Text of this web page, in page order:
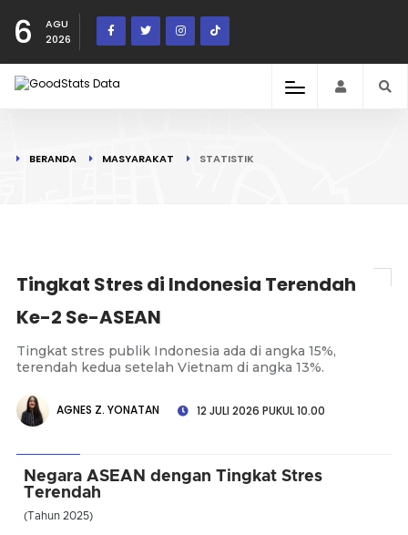
6
AGU
2026
BERANDA MASYARAKAT STATISTIK
Tingkat Stres di Indonesia Terendah
Ke-2 Se-ASEAN
Tingkat stres publik Indonesia ada di angka 15%,
terendah kedua setelah Vietnam di angka 13%.
AGNES Z. YONATAN 12 JULI 2026 PUKUL 10.00
Negara ASEAN dengan Tingkat Stres
Terendah
(Tahun 2025)